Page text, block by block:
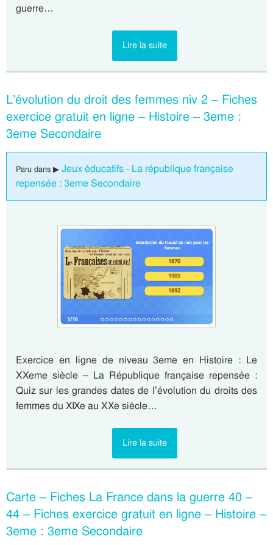
guerre…
Lire la suite
L’évolution du droit des femmes niv 2 – Fiches
exercice gratuit en ligne – Histoire – 3eme :
3eme Secondaire
Paru dans ▶ Jeux éducatifs - La république française
repensée : 3eme Secondaire
Exercice en ligne de niveau 3eme en Histoire : Le
XXeme siècle – La République française repensée :
Quiz sur les grandes dates de l’évolution du droits des
femmes du XIXe au XXe siècle…
Lire la suite
Carte – Fiches La France dans la guerre 40 –
44 – Fiches exercice gratuit en ligne – Histoire –
3eme : 3eme Secondaire